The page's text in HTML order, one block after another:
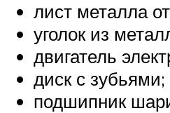
лист металла
уголок из
двигатель
диск с зубьями;
подшипник